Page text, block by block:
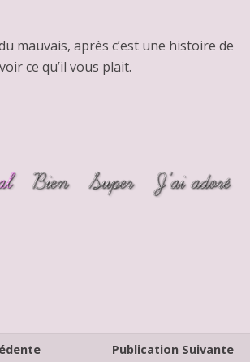
mauvais, après c’est une histoire de
ce qu’il vous plait.
Publication Suivante